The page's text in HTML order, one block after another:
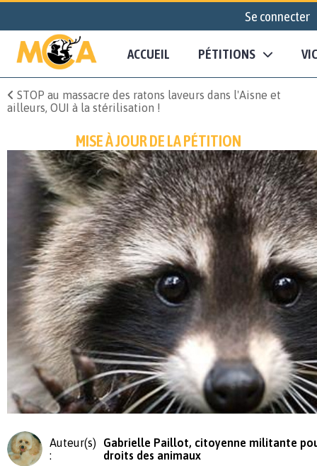
Se connecter
ACCUEIL PÉTITIONS
STOP au massacre des ratons laveurs dans l'Aisne et
ailleurs, OUI à la stérilisation !
MISE À JOUR DE LA PÉTITION
Auteur(s)
:
Gabrielle Paillot, citoyenne militante
droits des animaux